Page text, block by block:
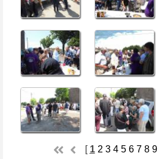
[ 1 2 3 4 5 6 7 8 9